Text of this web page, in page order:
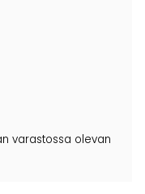
varastossa olevan